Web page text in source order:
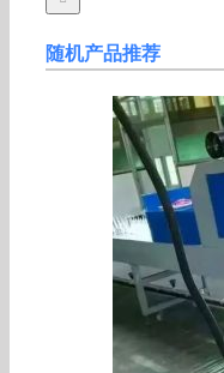
随机产品推荐